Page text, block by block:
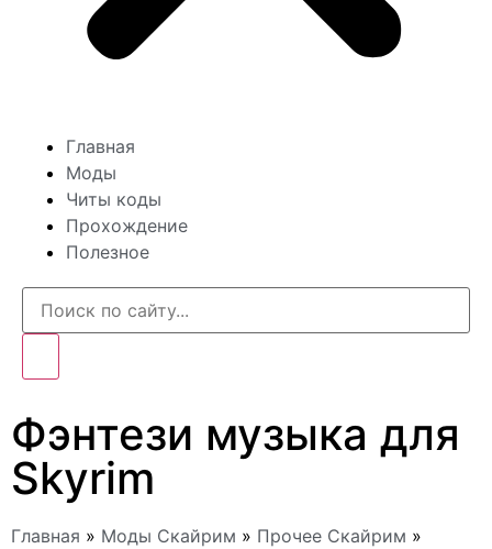
Главная
Моды
Читы коды
Прохождение
Полезное
Фэнтези музыка для
Skyrim
Главная » Моды Скайрим » Прочее Скайрим »